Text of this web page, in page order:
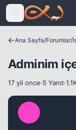
Icerige atla
Ana Sayfa/Forumlar/
Adminim
17 yil once·5 Yanıt·